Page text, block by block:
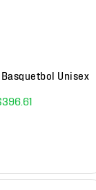
Unisex
396 61